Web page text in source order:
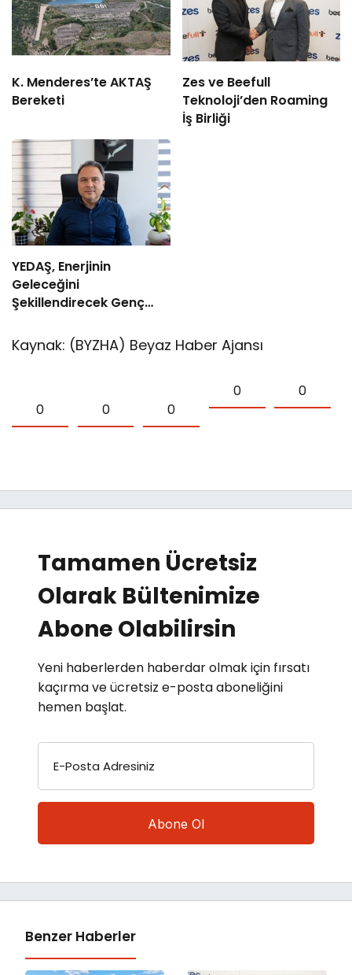
K. Menderes’te AKTAŞ
Bereketi
Zes ve Beefull
Teknoloji’den Roaming
İş Birliği
YEDAŞ, Enerjinin
Geleceğini
Şekillendirecek Genç
Kaynak: (BYZHA) Beyaz Haber Ajansı
0 0 0
0 0
Tamamen Ücretsiz
Olarak Bültenimize
Abone Olabilirsin
Yeni haberlerden haberdar olmak için fırsatı
kaçırma ve ücretsiz e-posta aboneliğini
hemen başlat.
E-Posta Adresiniz
Benzer Haberler